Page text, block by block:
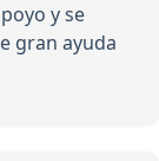
y se
gran ayuda